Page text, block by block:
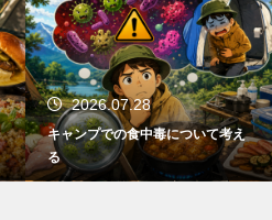
2026.07.28
キャンプでの食中毒について考え
る